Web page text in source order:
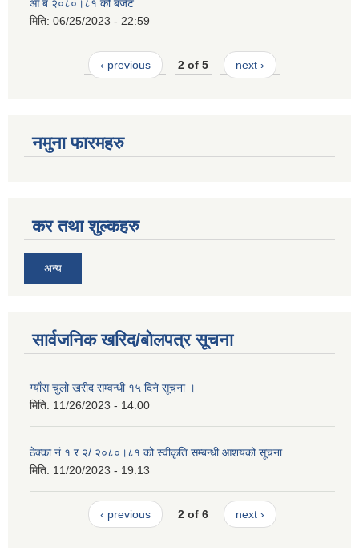
आ ब २०८०।८१ को बजेट
मिति: 06/25/2023 - 22:59
‹ previous 2 of 5 next ›
नमुना फारमहरु
कर तथा शुल्कहरु
अन्य
सार्वजनिक खरिद/बोलपत्र सूचना
ग्याँस चुलो खरीद सम्वन्धी १५ दिने सूचना ।
मिति: 11/26/2023 - 14:00
ठेक्का नं १ र २/ २०८०।८१ को स्वीकृति सम्बन्धी आशयको सूचना
मिति: 11/20/2023 - 19:13
‹ previous 2 of 6 next ›